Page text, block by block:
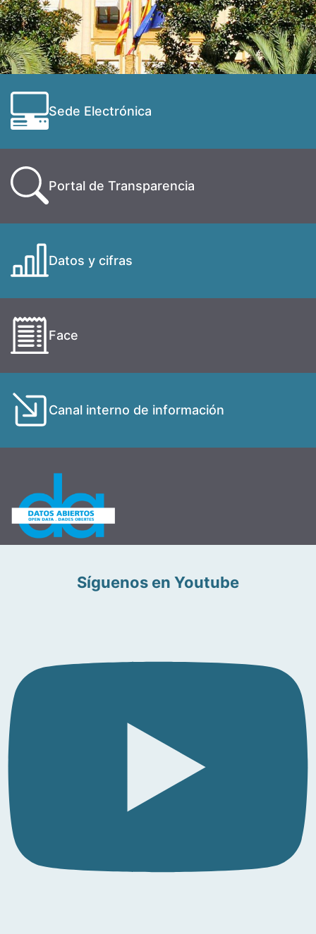
Sede Electrónica
Portal de Transparencia
Datos y cifras
Face
Canal interno de información
Síguenos en Youtube